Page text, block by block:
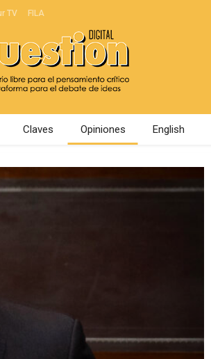
TV FILA
Claves Opiniones English